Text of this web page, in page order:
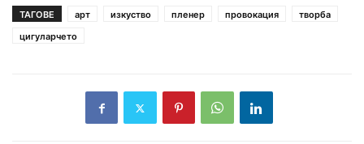
ТАГОВЕ арт изкуство пленер провокация
творба
цигуларчето